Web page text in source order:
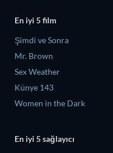
En iyi 5 film
Şimdi ve Sonra
Mr. Brown
Sex Weather
Künye 143
Women in the Dark
En iyi 5 sağlayıcı